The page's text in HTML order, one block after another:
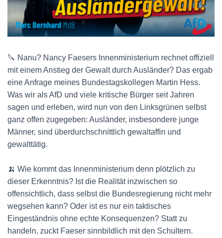
🔪 Nanu? Nancy Faesers Innenministerium rechnet offiziell
mit einem Anstieg der Gewalt durch Ausländer? Das ergab
eine Anfrage meines Bundestagskollegen Martin Hess.
Was wir als AfD und viele kritische Bürger seit Jahren
sagen und erleben, wird nun von den Linksgrünen selbst
ganz offen zugegeben: Ausländer, insbesondere junge
Männer, sind überdurchschnittlich gewaltaffin und
gewalttätig.
🍌 Wie kommt das Innenministerium denn plötzlich zu
dieser Erkenntnis? Ist die Realität inzwischen so
offensichtlich, dass selbst die Bundesregierung nicht mehr
wegsehen kann? Oder ist es nur ein taktisches
Eingeständnis ohne echte Konsequenzen? Statt zu
handeln, zuckt Faeser sinnbildlich mit den Schultern.